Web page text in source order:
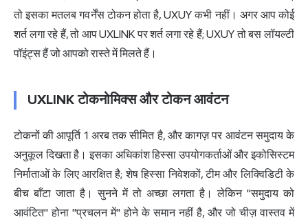
तो इसका मतलब गवर्नेंस टोकन होता है, UXUY कभी नहीं। अगर आप कोई
शर्त लगा रहे हैं, तो आप UXLINK पर शर्त लगा रहे हैं; UXUY तो बस लॉयल्टी
पॉइंट्स हैं जो आपको रास्ते में मिलते हैं।
UXLINK टोकनोमिक्स और टोकन आवंटन
टोकनों की आपूर्ति 1 अरब तक सीमित है, और कागज़ पर आवंटन समुदाय के
अनुकूल दिखता है। इसका अधिकांश हिस्सा उपयोगकर्ताओं और इकोसिस्टम
निर्माताओं के लिए आरक्षित है; शेष हिस्सा निवेशकों, टीम और लिक्विडिटी के
बीच बाँटा जाता है। सुनने में तो अच्छा लगता है। लेकिन "समुदाय को
आवंटित" होना "प्रचलन में" होने के समान नहीं है, और जो चीज़ वास्तव में